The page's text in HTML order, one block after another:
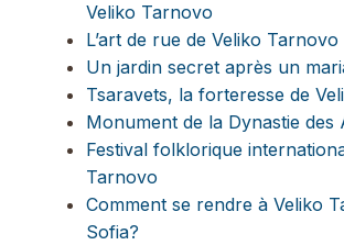
Veliko Tarnovo
L’art de rue de Veliko Tarnovo
Un jardin secret après un
Tsaravets, la forteresse de
Monument de la Dynastie des
Festival folklorique
Tarnovo
Comment se rendre à Veliko
Sofia?